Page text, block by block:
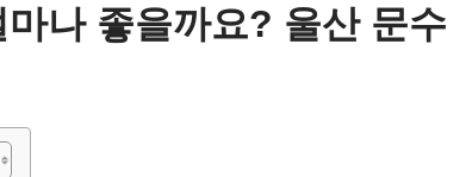
나 좋을까요? 울산 문수